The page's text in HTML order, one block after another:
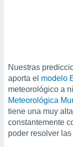
sitio
te
de que
sean
Nuestras
aporta el modelo
meteorológico a
Meteorológica
tiene una muy
constantemente
poder resolver